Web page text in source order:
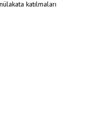
katılmaları